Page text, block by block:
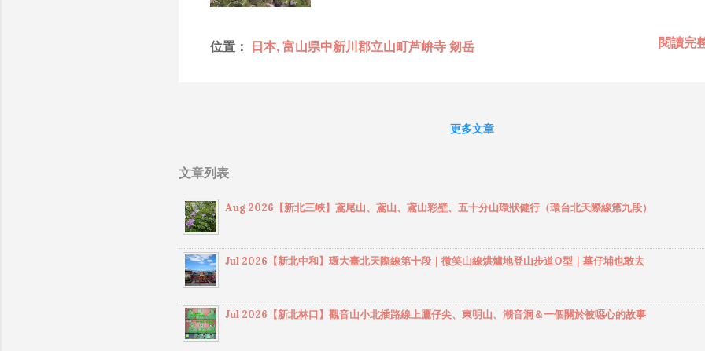
帶，春季則變成熱門的滑雪場。 入秋之後的室堂和仙人池一帶，可以
年春天。 根據富山縣登山條例，從每年12月1日到隔年的5月15日，前往
2999公尺，是日本アルプス具代表性的山岳，和穗高岳、谷川岳並稱日
三大岩場，也被稱作「 岩と雪の殿堂 」。顧名思義就是要登頂劔岳，只
別山尾根ルート 、 早月尾根ルート ），其他則是雪溪直登或技術型攀
口，且早月尾根ルート從登山口到山頂，標高差超過2000公尺，且途中
位置： 日本, 富山県中新川郡立山町芦峅寺 剱岳 閱讀完
更多文章
文章列表
Aug 2026【新北三峽】鳶尾山、鳶山、鳶山彩壁、五十分山環狀健行（環台北天際線第九段）
Jul 2026【新北中和】環大臺北天際線第十段｜微笑山線烘爐地登山步道O型｜墓仔埔也敢去
Jul 2026【新北林口】觀音山小北插路線上鷹仔尖、東明山、潮音洞＆一個關於被噁心的故事